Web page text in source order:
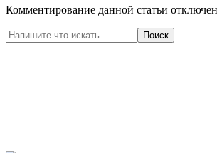
Комментирование данной статьи
Поиск